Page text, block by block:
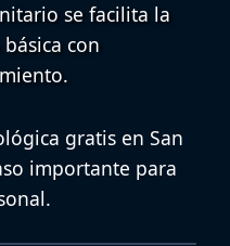
se facilita la
con
gratis en San
importante para